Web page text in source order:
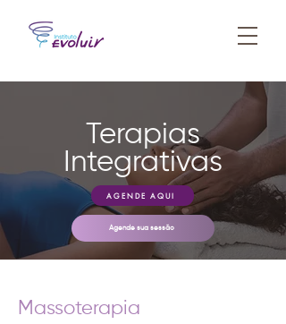
Terapias
Integrativas
AGENDE AQUI
Agende sua sessão
Massoterapia